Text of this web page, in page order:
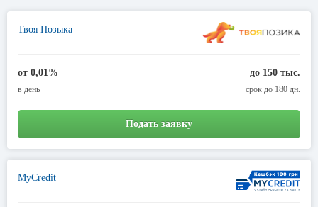
Твоя Позыка
от 0,01%
в день
до 150 тыс.
срок до 180 дн.
Подать заявку
MyCredit